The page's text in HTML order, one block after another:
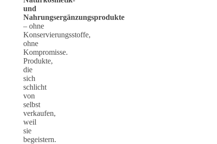
und
Nahrungsergänzungsprodukte
– ohne
Konservierungsstoffe,
ohne
Kompromisse.
Produkte,
die
sich
schlicht
von
selbst
verkaufen,
weil
sie
begeistern.